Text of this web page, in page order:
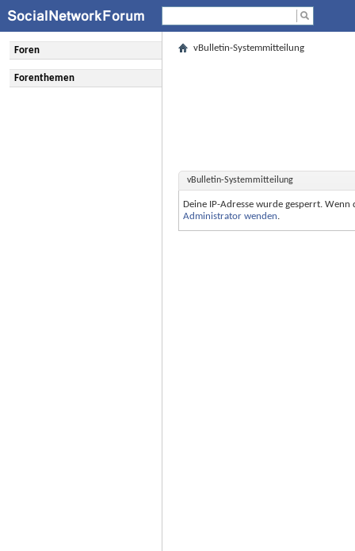
Foren
Forenthemen
vBulletin-Systemmitteilung
vBulletin-Systemmitteilung
Deine IP-Adresse wurde gesperrt.
Administrator wenden.